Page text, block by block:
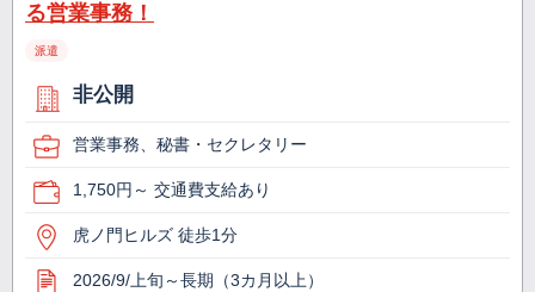
る営業事務！
派遣
非公開
営業事務、秘書・セクレタリー
1,750円～ 交通費支給あり
虎ノ門ヒルズ 徒歩1分
2026/9/上旬～長期（3カ月以上）